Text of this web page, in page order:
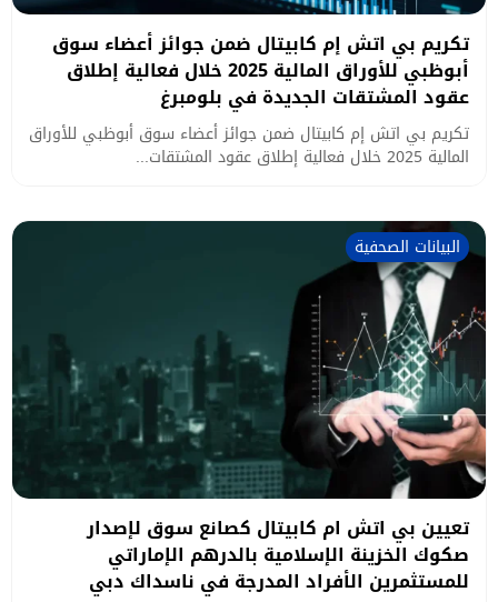
تكريم بي اتش إم كابيتال ضمن جوائز أعضاء سوق
أبوظبي للأوراق المالية 2025 خلال فعالية إطلاق
عقود المشتقات الجديدة في بلومبرغ
تكريم بي اتش إم كابيتال ضمن جوائز أعضاء سوق أبوظبي للأوراق
المالية 2025 خلال فعالية إطلاق عقود المشتقات...
البيانات الصحفية
تعيين بي اتش ام كابيتال كصانع سوق لإصدار
صكوك الخزينة الإسلامية بالدرهم الإماراتي
للمستثمرين الأفراد المدرجة في ناسداك دبي